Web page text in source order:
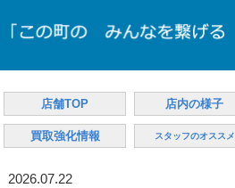
店舗TOP 店内の様子
買取強化情報 スタッフのオススメ
2026.07.22